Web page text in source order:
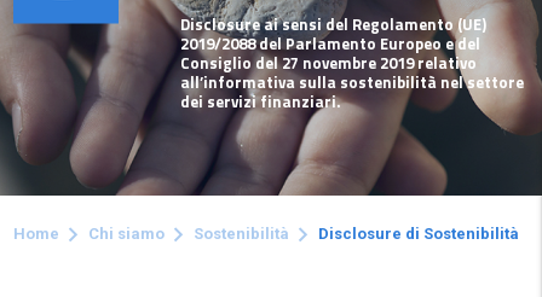
Disclosure ai sensi del Regolamento (UE)
2019/2088 del Parlamento Europeo e del
Consiglio del 27 novembre 2019 relativo
all’informativa sulla sostenibilità nel settore
dei servizi finanziari.
Home Chi siamo Sostenibilità Disclosure di Sostenibilità